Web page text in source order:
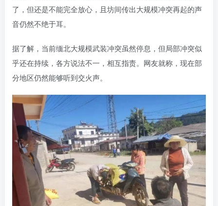
了，但还是不能完全放心，且坊间传出大规模冲突再起的声
音仍然不绝于耳。
据了解，当前缅北大规模武装冲突虽然停息，但局部冲突似
乎还在持续，各方说法不一，相互指责。网友就称，现在部
分地区仍然能够听到交火声。